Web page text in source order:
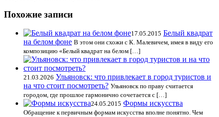
Похожие записи
17.05.2015 Белый квадрат
на белом фоне В этом они схожи с К. Малевичем, имея в виду его
композицию «Белый квадрат на белом […]
21.03.2026 Ульяновск: что привлекает в город туристов и
на что стоит посмотреть? Ульяновск по праву считается
городом, где прошлое гармонично сочетается с […]
24.05.2015 Формы искусства
Обращение к первичным формам искусства вполне понятно. Чем